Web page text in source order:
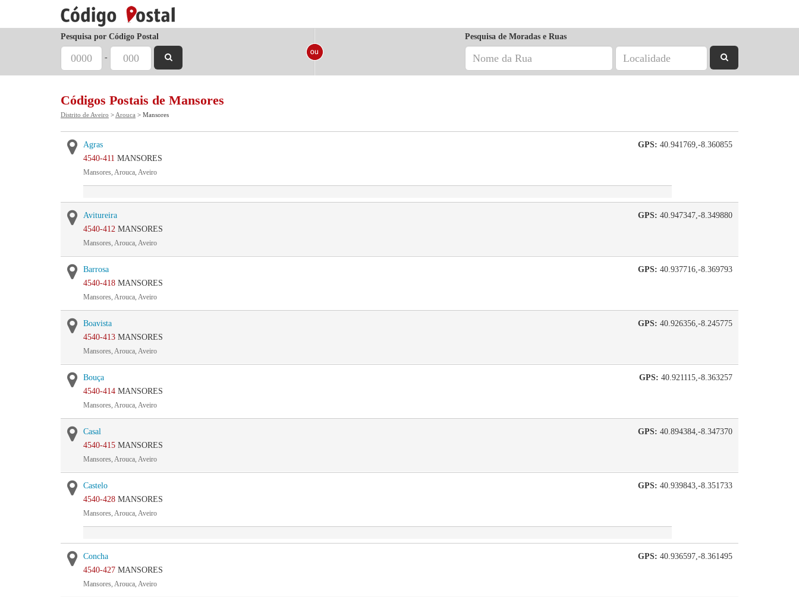
Pesquisa por Código Postal
-
Pesquisa de Moradas e Ruas
Códigos Postais de Mansores
Distrito de Aveiro > Arouca > Mansores
GPS: 40.941769,-8.360855
Agras
4540-411 MANSORES
Mansores, Arouca, Aveiro
GPS: 40.947347,-8.349880
Avitureira
4540-412 MANSORES
Mansores, Arouca, Aveiro
GPS: 40.937716,-8.369793
Barrosa
4540-418 MANSORES
Mansores, Arouca, Aveiro
GPS: 40.926356,-8.245775
Boavista
4540-413 MANSORES
Mansores, Arouca, Aveiro
GPS: 40.921115,-8.363257
Bouça
4540-414 MANSORES
Mansores, Arouca, Aveiro
GPS: 40.894384,-8.347370
Casal
4540-415 MANSORES
Mansores, Arouca, Aveiro
GPS: 40.939843,-8.351733
Castelo
4540-428 MANSORES
Mansores, Arouca, Aveiro
GPS: 40.936597,-8.361495
Concha
4540-427 MANSORES
Mansores, Arouca, Aveiro